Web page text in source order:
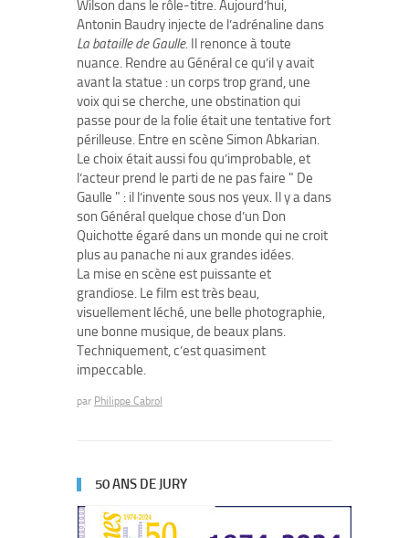
Wilson dans le rôle-titre. Aujourd’hui,
Antonin Baudry injecte de l’adrénaline dans
La bataille de Gaulle. Il renonce à toute
nuance. Rendre au Général ce qu’il y avait
avant la statue : un corps trop grand, une
voix qui se cherche, une obstination qui
passe pour de la folie était une tentative fort
périlleuse. Entre en scène Simon Abkarian.
Le choix était aussi fou qu’improbable, et
l’acteur prend le parti de ne pas faire " De
Gaulle " : il l’invente sous nos yeux. Il y a dans
son Général quelque chose d’un Don
Quichotte égaré dans un monde qui ne croit
plus au panache ni aux grandes idées.
La mise en scène est puissante et
grandiose. Le film est très beau,
visuellement léché, une belle photographie,
une bonne musique, de beaux plans.
Techniquement, c’est quasiment
impeccable.
par Philippe Cabrol
50 ANS DE JURY